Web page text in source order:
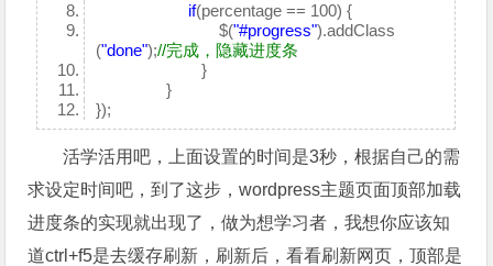
if(percentage == 100) {
$("#progress").addClass
("done");//完成，隐藏进度条
}
}
});
活学活用吧，上面设置的时间是3秒，根据自己的需
求设定时间吧，到了这步，wordpress主题页面顶部加载
进度条的实现就出现了，做为想学习者，我想你应该知
道ctrl+f5是去缓存刷新，刷新后，看看刷新网页，顶部是